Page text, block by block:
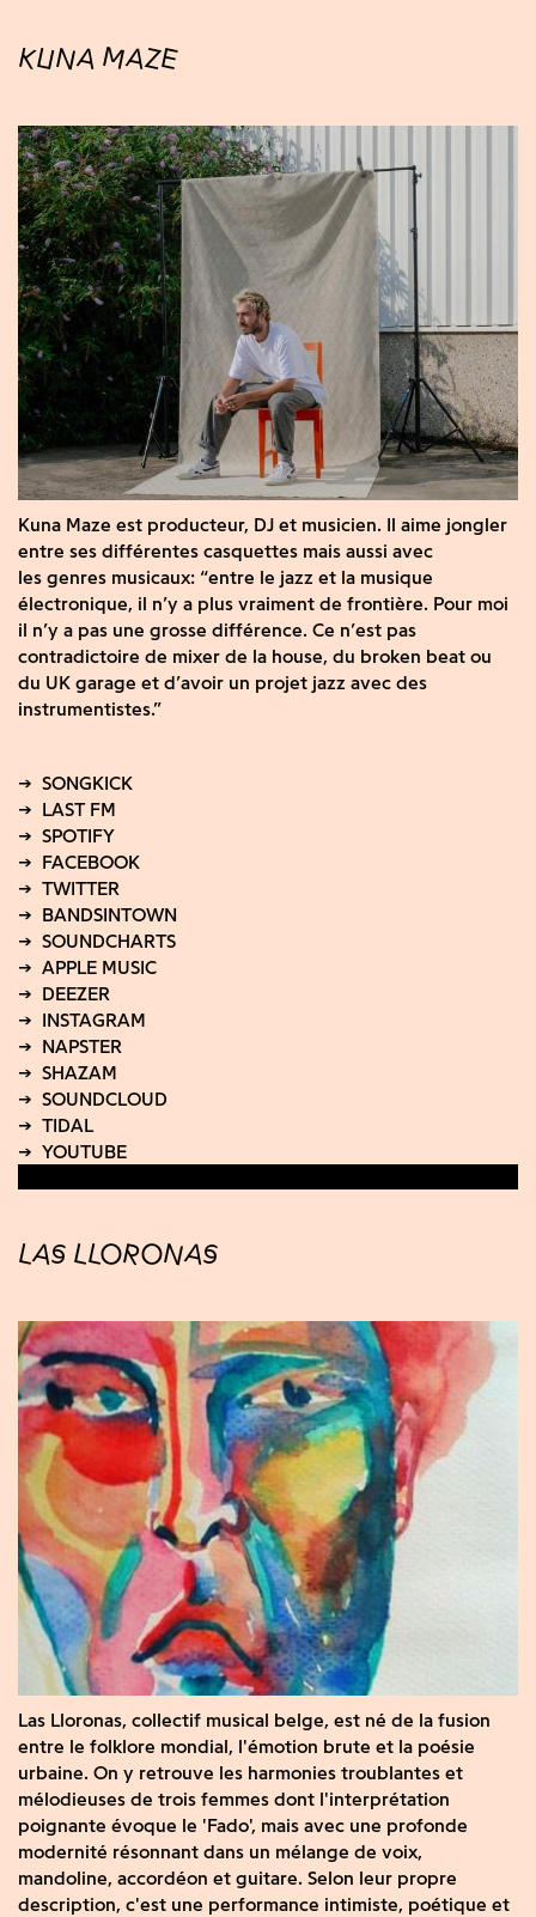
KUNA MAZE
Kuna Maze est producteur, DJ et musicien. Il aime jongler
entre ses différentes casquettes mais aussi avec
les genres musicaux: “entre le jazz et la musique
électronique, il n’y a plus vraiment de frontière. Pour moi
il n’y a pas une grosse différence. Ce n’est pas
contradictoire de mixer de la house, du broken beat ou
du UK garage et d’avoir un projet jazz avec des
instrumentistes.”
LAS LLORONAS
Las Lloronas, collectif musical belge, est né de la fusion
entre le folklore mondial, l'émotion brute et la poésie
urbaine. On y retrouve les harmonies troublantes et
mélodieuses de trois femmes dont l'interprétation
poignante évoque le 'Fado', mais avec une profonde
modernité résonnant dans un mélange de voix,
mandoline, accordéon et guitare. Selon leur propre
description, c'est une performance intimiste, poétique et